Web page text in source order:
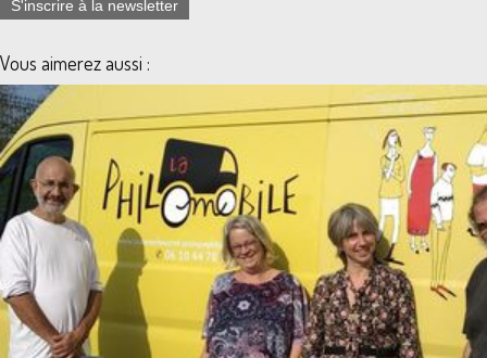
S'inscrire à la newsletter
Vous aimerez aussi :